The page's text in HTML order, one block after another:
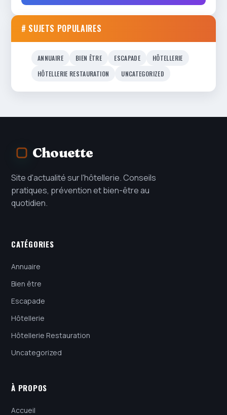
# SUJETS POPULAIRES
ANNUAIRE BIEN ÊTRE ESCAPADE
HÔTELLERIE
HÔTELLERIE RESTAURATION
UNCATEGORIZED
Chouette
Site d'actualité sur l'hôtellerie. Conseils
pratiques, prévention et bien-être au
quotidien.
CATÉGORIES
Annuaire
Bien être
Escapade
Hôtellerie
Hôtellerie Restauration
Uncategorized
À PROPOS
Accueil